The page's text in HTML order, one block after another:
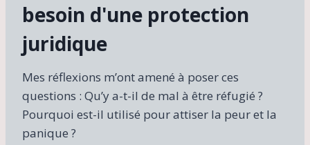
besoin d'une protection
juridique
Mes réflexions m’ont amené à poser ces
questions : Qu’y a-t-il de mal à être réfugié ?
Pourquoi est-il utilisé pour attiser la peur et la
panique ?